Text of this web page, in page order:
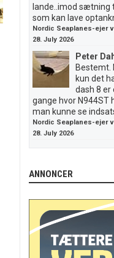
lande..imod sætning
som kan lave
Nordic Seaplanes-ejer
28. July 2026
Peter
Bestemt.
kun det
dash 8 er
gange hvor N944ST
man kunne se
Nordic Seaplanes-ejer
28. July 2026
ANNONCER